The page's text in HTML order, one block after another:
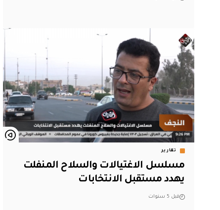
تقارير
مسلسل الاغتيالات والسلاح المنفلت
يهدد مستقبل الانتخابات
قبل 5 سنوات